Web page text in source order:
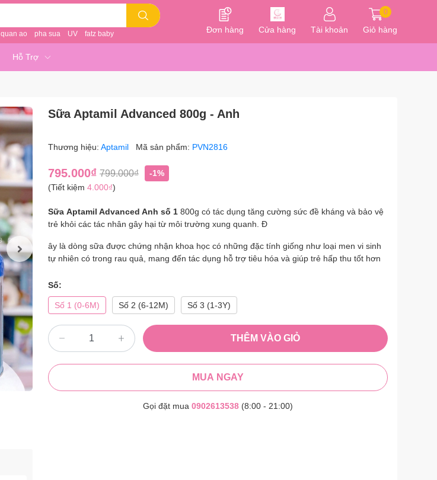
quan ao pha sua UV fatz baby Đơn hàng Cửa hàng Tài khoản
0
Giỏ hàng
Hỗ Trợ
Sữa Aptamil Advanced 800g - Anh
Thương hiệu: Aptamil Mã sản phẩm: PVN2816
795.000₫ 799.000₫
-1%
(Tiết kiệm 4.000₫)
Sữa Aptamil Advanced Anh số 1 800g có tác dụng tăng cường sức đề kháng và bảo vệ
trẻ khỏi các tác nhân gây hại từ môi trường xung quanh. Đ
ây là dòng sữa được chứng nhận khoa học có những đặc tính giống như loại men vi sinh
tự nhiên có trong rau quả, mang đến tác dụng hỗ trợ tiêu hóa và giúp trẻ hấp thu tốt hơn
Số:
Số 1 (0-6M) Số 2 (6-12M) Số 3 (1-3Y)
THÊM VÀO GIỎ
MUA NGAY
Gọi đặt mua 0902613538 (8:00 - 21:00)